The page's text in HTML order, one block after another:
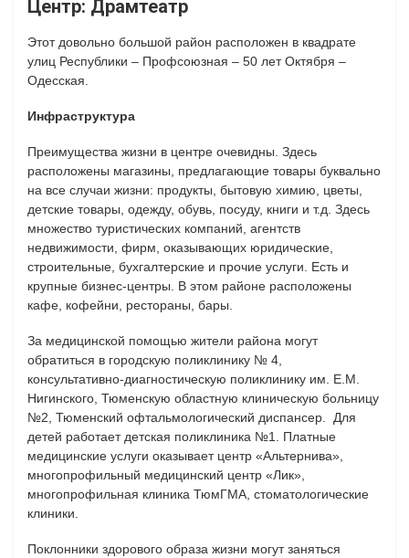
Центр: Драмтеатр
Этот довольно большой район расположен в квадрате
улиц Республики – Профсоюзная – 50 лет Октября –
Одесская.
Инфраструктура
Преимущества жизни в центре очевидны. Здесь
расположены магазины, предлагающие товары буквально
на все случаи жизни: продукты, бытовую химию, цветы,
детские товары, одежду, обувь, посуду, книги и т.д. Здесь
множество туристических компаний, агентств
недвижимости, фирм, оказывающих юридические,
строительные, бухгалтерские и прочие услуги. Есть и
крупные бизнес-центры. В этом районе расположены
кафе, кофейни, рестораны, бары.
За медицинской помощью жители района могут
обратиться в городскую поликлинику № 4,
консультативно-диагностическую поликлинику им. Е.М.
Нигинского, Тюменскую областную клиническую больницу
№2, Тюменский офтальмологический диспансер. Для
детей работает детская поликлиника №1. Платные
медицинские услуги оказывает центр «Альтернива»,
многопрофильный медицинский центр «Лик»,
многопрофильная клиника ТюмГМА, стоматологические
клиники.
Поклонники здорового образа жизни могут заняться